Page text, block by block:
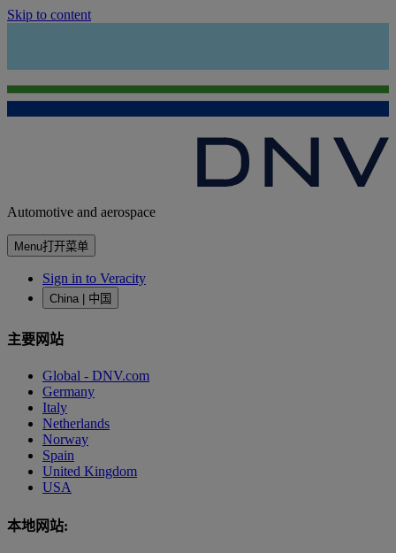
Skip to content
Automotive and aerospace
Menu打开菜单
Sign in to Veracity
China | 中国
主要网站
Global - DNV.com
Germany
Italy
Netherlands
Norway
Spain
United Kingdom
USA
本地网站: